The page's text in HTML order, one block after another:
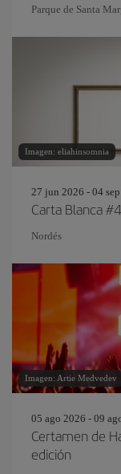
Parque de Santa
Imagen: eliahinsomnia
27 jun 2026 - 04
Carta Blanca
Nordés
Imagen: Artie Medvedev
05 ago 2026 - 09
Certamen de
edición